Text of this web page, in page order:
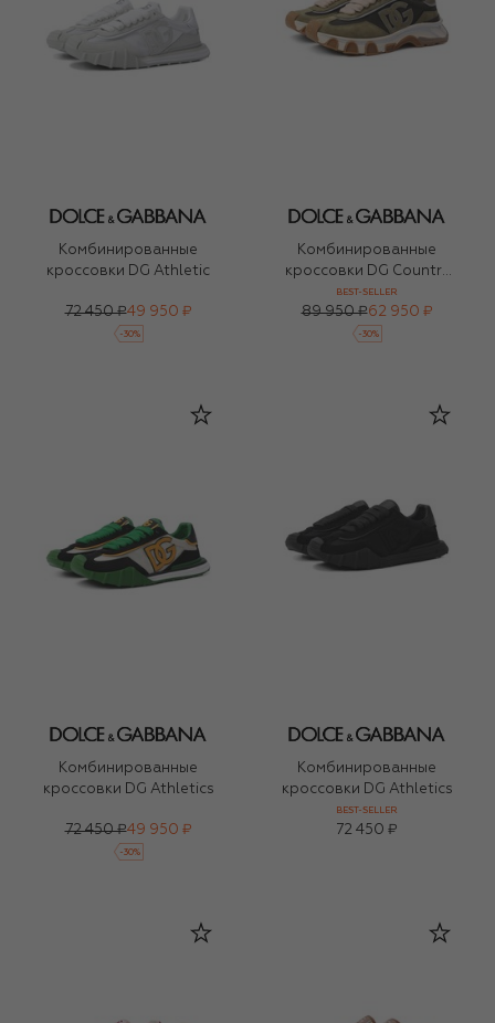
Комбинированные
кроссовки DG Athletic
72 450 ₽49 950 ₽
-30%
Комбинированные
кроссовки DG Country
Road
BEST-SELLER
89 950 ₽62 950 ₽
-30%
Комбинированные
кроссовки DG Athletics
72 450 ₽49 950 ₽
-30%
Комбинированные
кроссовки DG Athletics
BEST-SELLER
72 450 ₽